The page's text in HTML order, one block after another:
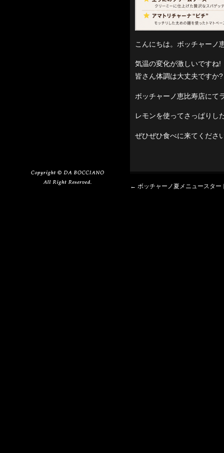
こんにちは。ボッチャーノ
気温の変化が激しいですね!
皆さん体調は大丈夫ですか?
ボッチャーノ恵比寿店にて
レモンを使ってさっぱりし
ぜひぜひ食べに来てくださ
← ボッチャーノ夏メニュースター